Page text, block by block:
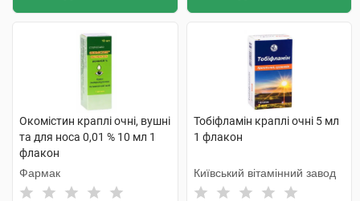
Окомістин краплі очні, вушні
та для носа 0,01 % 10 мл 1
флакон
Фармак
Тобіфламін краплі очні 5 мл
1 флакон
Київський вітамінний завод